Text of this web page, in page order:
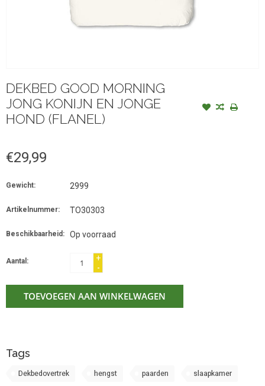
DEKBED GOOD MORNING
JONG KONIJN EN JONGE
HOND (FLANEL)
€29,99
Gewicht: 2999
Artikelnummer: TO30303
Beschikbaarheid: Op voorraad
Aantal:
+
-
TOEVOEGEN AAN WINKELWAGEN
Tags
Dekbedovertrek hengst paarden slaapkamer